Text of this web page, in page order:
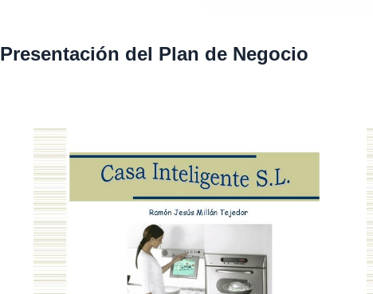
Presentación del Plan de Negocio